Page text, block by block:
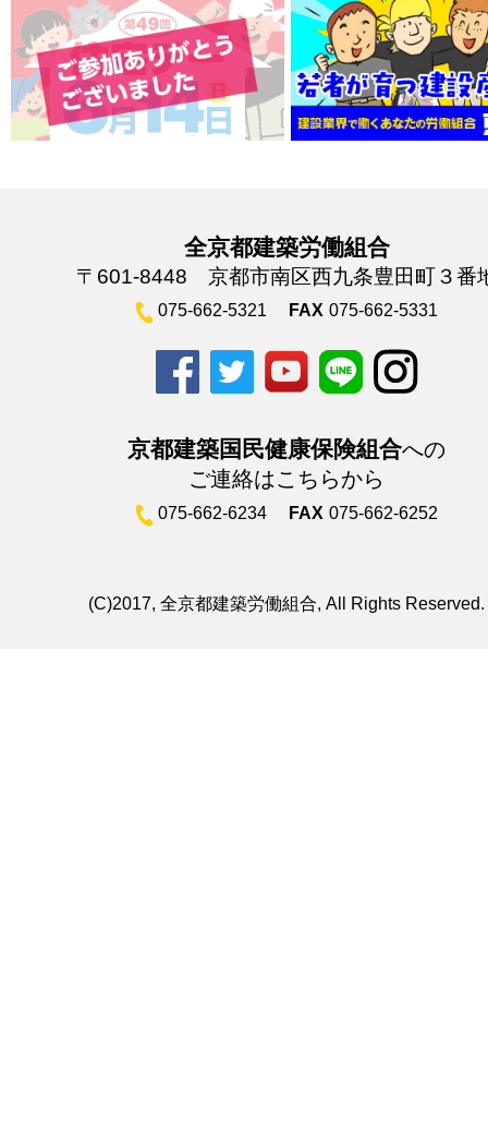
全京都建築労働組合
〒601-8448 京都市南区西九条豊田町３番
075-662-5321 FAX 075-662-5331
京都建築国民健康保険組合への
ご連絡はこちらから
075-662-6234 FAX 075-662-6252
(C)2017, 全京都建築労働組合, All Rights Reserved.